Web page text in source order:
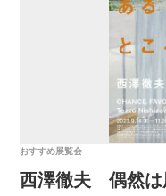
おすすめ展覧会
西澤徹夫 偶然は